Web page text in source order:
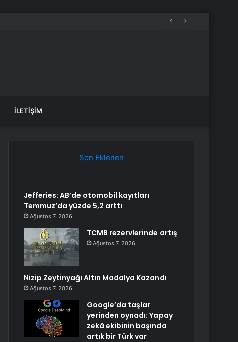
İLETIŞIM
Son Eklenen
Jefferies: AB’de otomobil kayıtları
Temmuz’da yüzde 5,2 arttı
Ağustos 7, 2026
TCMB rezervlerinde artış
Ağustos 7, 2026
Nizip Zeytinyağı Altın Madalya Kazandı
Ağustos 7, 2026
Google’da taşlar
yerinden oynadı: Yapay
zekâ ekibinin başında
artık bir Türk var